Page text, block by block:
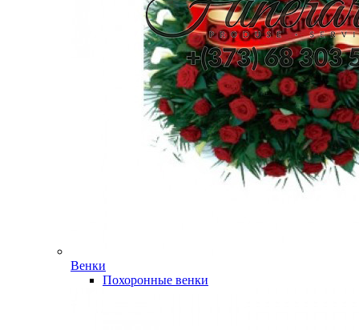
Венки
Похоронные венки